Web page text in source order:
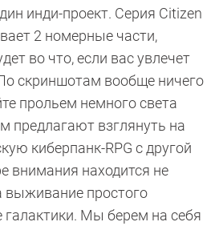
инди-проект. Серия Citizen
2 номерные части,
во что, если вас увлечет
скриншотам вообще ничего
прольем немного света
предлагают взглянуть на
киберпанк-RPG с другой
внимания находится не
выживание простого
галактики. Мы берем на себя